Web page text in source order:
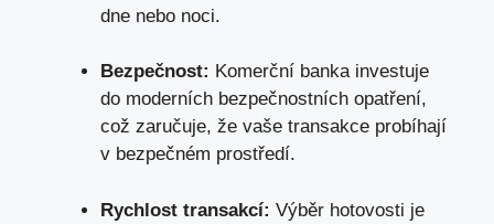
dne nebo noci.
Bezpečnost: Komerční banka investuje
do moderních bezpečnostních opatření,
což zaručuje, že vaše transakce probíhají
v bezpečném prostředí.
Rychlost transakcí: Výběr hotovosti je